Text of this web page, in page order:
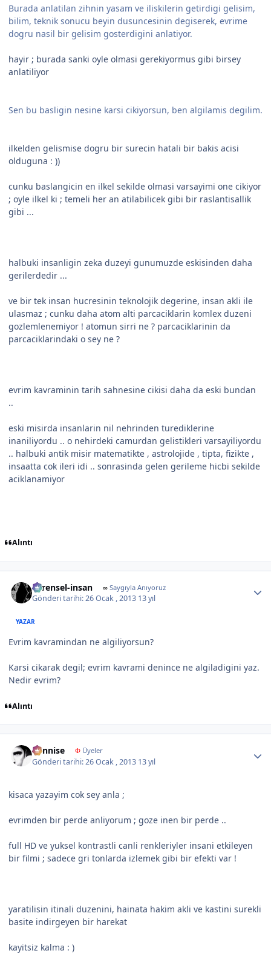
Burada anlatilan zihnin yasam ve iliskilerin getirdigi gelisim,
bilim, teknik sonucu beyin dusuncesinin degiserek, evrime
dogru nasil bir gelisim gosterdigini anlatiyor.
hayir ; burada sanki oyle olmasi gerekiyormus gibi birsey
anlatiliyor
Sen bu basligin nesine karsi cikiyorsun, ben algilamis degilim.
ilkelden gelismise dogru bir surecin hatali bir bakis acisi
olduguna : ))
cunku baslangicin en ilkel sekilde olmasi varsayimi one cikiyor
; oyle ilkel ki ; temeli her an atilabilicek gibi bir raslantisallik
gibi ...
halbuki insanligin zeka duzeyi gunumuzde eskisinden daha
gerilerdedir ...
ve bir tek insan hucresinin teknolojik degerine, insan akli ile
ulasmaz ; cunku daha atom alti parcaciklarin komlex duzeni
gozlemlenemiyor ! atomun sirri ne ? parcaciklarinin da
parcaciklarindaki o sey ne ?
evrim kavraminin tarih sahnesine cikisi daha da eski bundan
..
eski misirda insanlarin nil nehrinden turediklerine
inaniliyordu .. o nehirdeki camurdan gelistikleri varsayiliyordu
.. halbuki antik misir matematikte , astrolojide , tipta, fizikte ,
insaatta cok ileri idi .. sonrasinda gelen gerileme hicbi sekilde
aciklanamiyor
Alıntı
evrensel-insan ∞Saygıyla Anıyoruz
Gönderi tarihi:26 Ocak , 2013 13 yıl
YAZAR
Evrim kavramindan ne algiliyorsun?
Karsi cikarak degil; evrim kavrami denince ne algiladigini yaz.
Nedir evrim?
Alıntı
dennise ΦÜyeler
Gönderi tarihi:26 Ocak , 2013 13 yıl
kisaca yazayim cok sey anla ;
evrimden bir perde anliyorum ; goze inen bir perde ..
full HD ve yuksel kontrastli canli renkleriyler insani etkileyen
bir filmi ; sadece gri tonlarda izlemek gibi bir efekti var !
yaratilisin itinali duzenini, hainata hakim akli ve kastini surekli
basite indirgeyen bir harekat
kayitsiz kalma : )